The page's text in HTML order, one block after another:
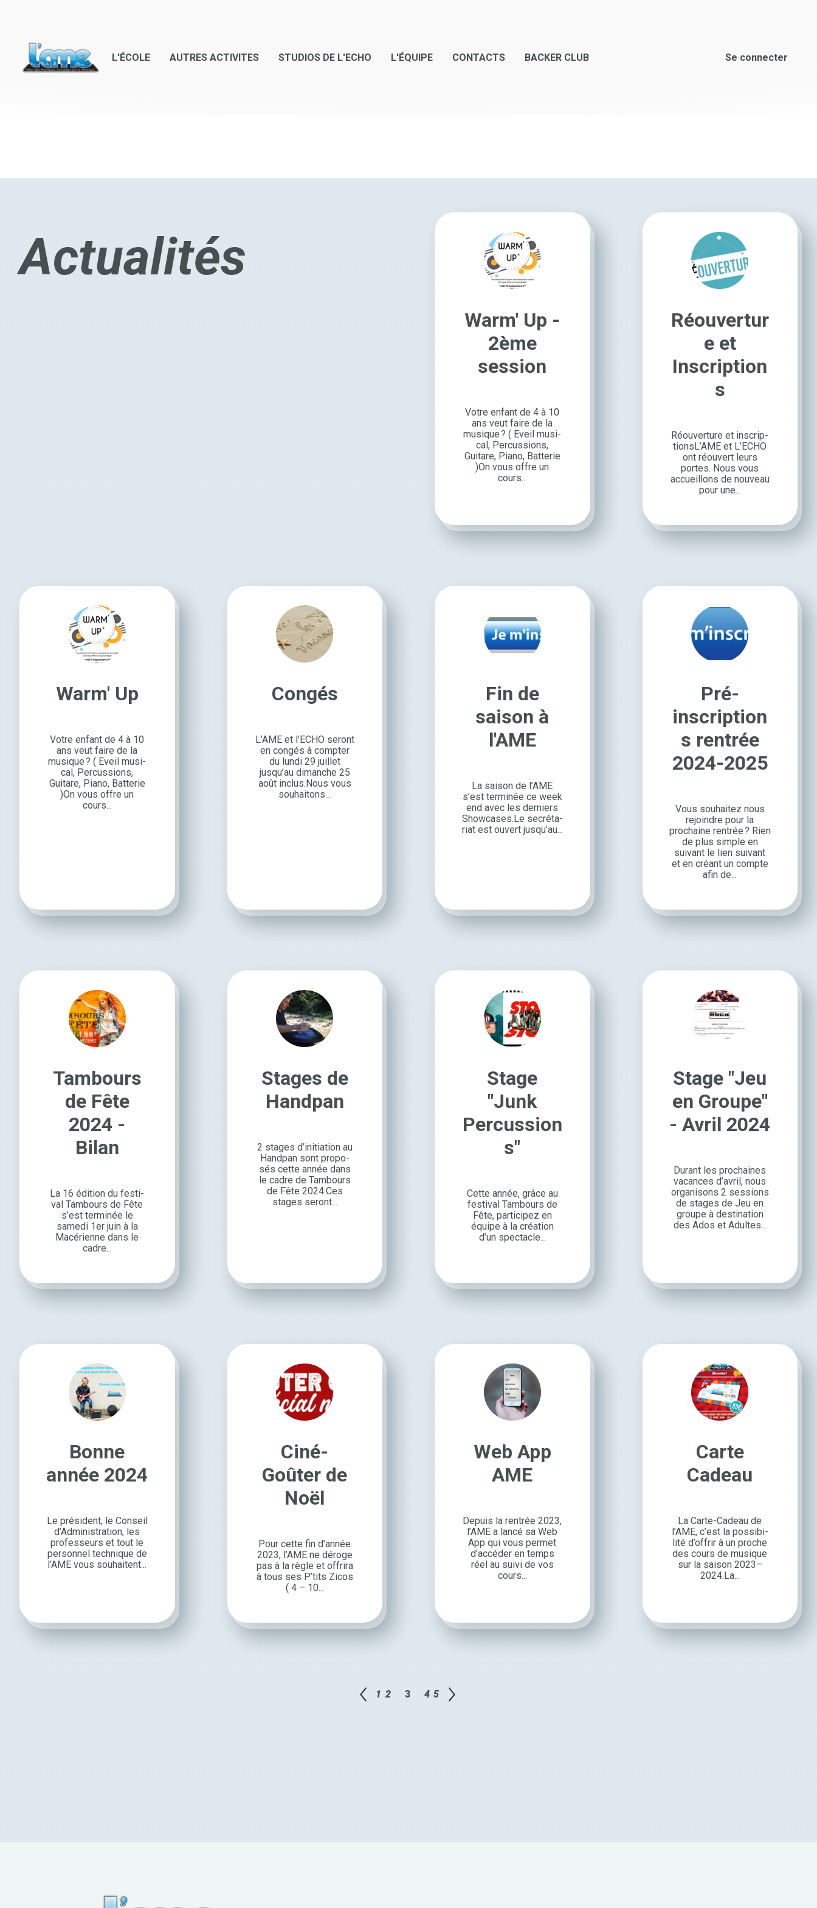
L'ÉCOLE AUTRES ACTIVITES STUDIOS DE L'ECHO L'ÉQUIPE CONTACTS BACKER CLUB Se connecter
Actualités
Warm' Up -
2ème
session
Votre enfant de 4 à 10
ans veut faire de la
musique ? ( Eveil musi­
cal, Percus­sions,
Guitare, Piano, Batte­rie
)On vous offre un
cours...
Réouvertur
e et
Inscription
s
Réou­ver­ture et inscrip­
tionsL’AME et L’ECHO
ont réou­vert leurs
portes. Nous vous
accueillons de nouveau
pour une...
Warm' Up
Votre enfant de 4 à 10
ans veut faire de la
musique ? ( Eveil musi­
cal, Percus­sions,
Guitare, Piano, Batte­rie
)On vous offre un
cours...
Congés
L’AME et l’ECHO seront
en congés à comp­ter
du lundi 29 juillet
jusqu’au dimanche 25
août inclus.Nous vous
souhai­tons...
Fin de
saison à
l'AME
La saison de l’AME
s’est termi­née ce week
end avec les derniers
Show­cases.Le secré­ta­
riat est ouvert jusqu’au...
Pré-
inscription
s rentrée
2024-2025
Vous souhai­tez nous
rejoindre pour la
prochaine rentrée ? Rien
de plus simple en
suivant le lien suivant
et en créant un compte
afin de...
Tambours
de Fête
2024 -
Bilan
La 16 édition du festi­
val Tambours de Fête
s’est termi­née le
samedi 1er juin à la
Macé­rienne dans le
cadre...
Stages de
Handpan
2 stages d’ini­tia­tion au
Hand­pan sont propo­
sés cette année dans
le cadre de Tambours
de Fête 2024.Ces
stages seront...
Stage
"Junk
Percussion
s"
Cette année, grâce au
festi­val Tambours de
Fête, parti­ci­pez en
équipe à la créa­tion
d’un spec­tacle...
Stage "Jeu
en Groupe"
- Avril 2024
Durant les prochaines
vacances d’avril, nous
orga­ni­sons 2 sessions
de stages de Jeu en
groupe à desti­na­tion
des Ados et Adultes...
Bonne
année 2024
Le président, le Conseil
d’Ad­mi­nis­tra­tion, les
profes­seurs et tout le
person­nel tech­nique de
l’AME vous souhaitent...
Ciné-
Goûter de
Noël
Pour cette fin d’année
2023, l’AME ne déroge
pas à la règle et offrira
à tous ses P’tits Zicos
( 4 – 10...
Web App
AME
Depuis la rentrée 2023,
l’AME a lancé sa Web
App qui vous permet
d’ac­cé­der en temps
réel au suivi de vos
cours...
Carte
Cadeau
La Carte-Cadeau de
l’AME, c’est la possi­bi­
lité d’of­frir à un proche
des cours de musique
sur la saison 2023–
2024.La...
1 2 3 4 5
l'ame